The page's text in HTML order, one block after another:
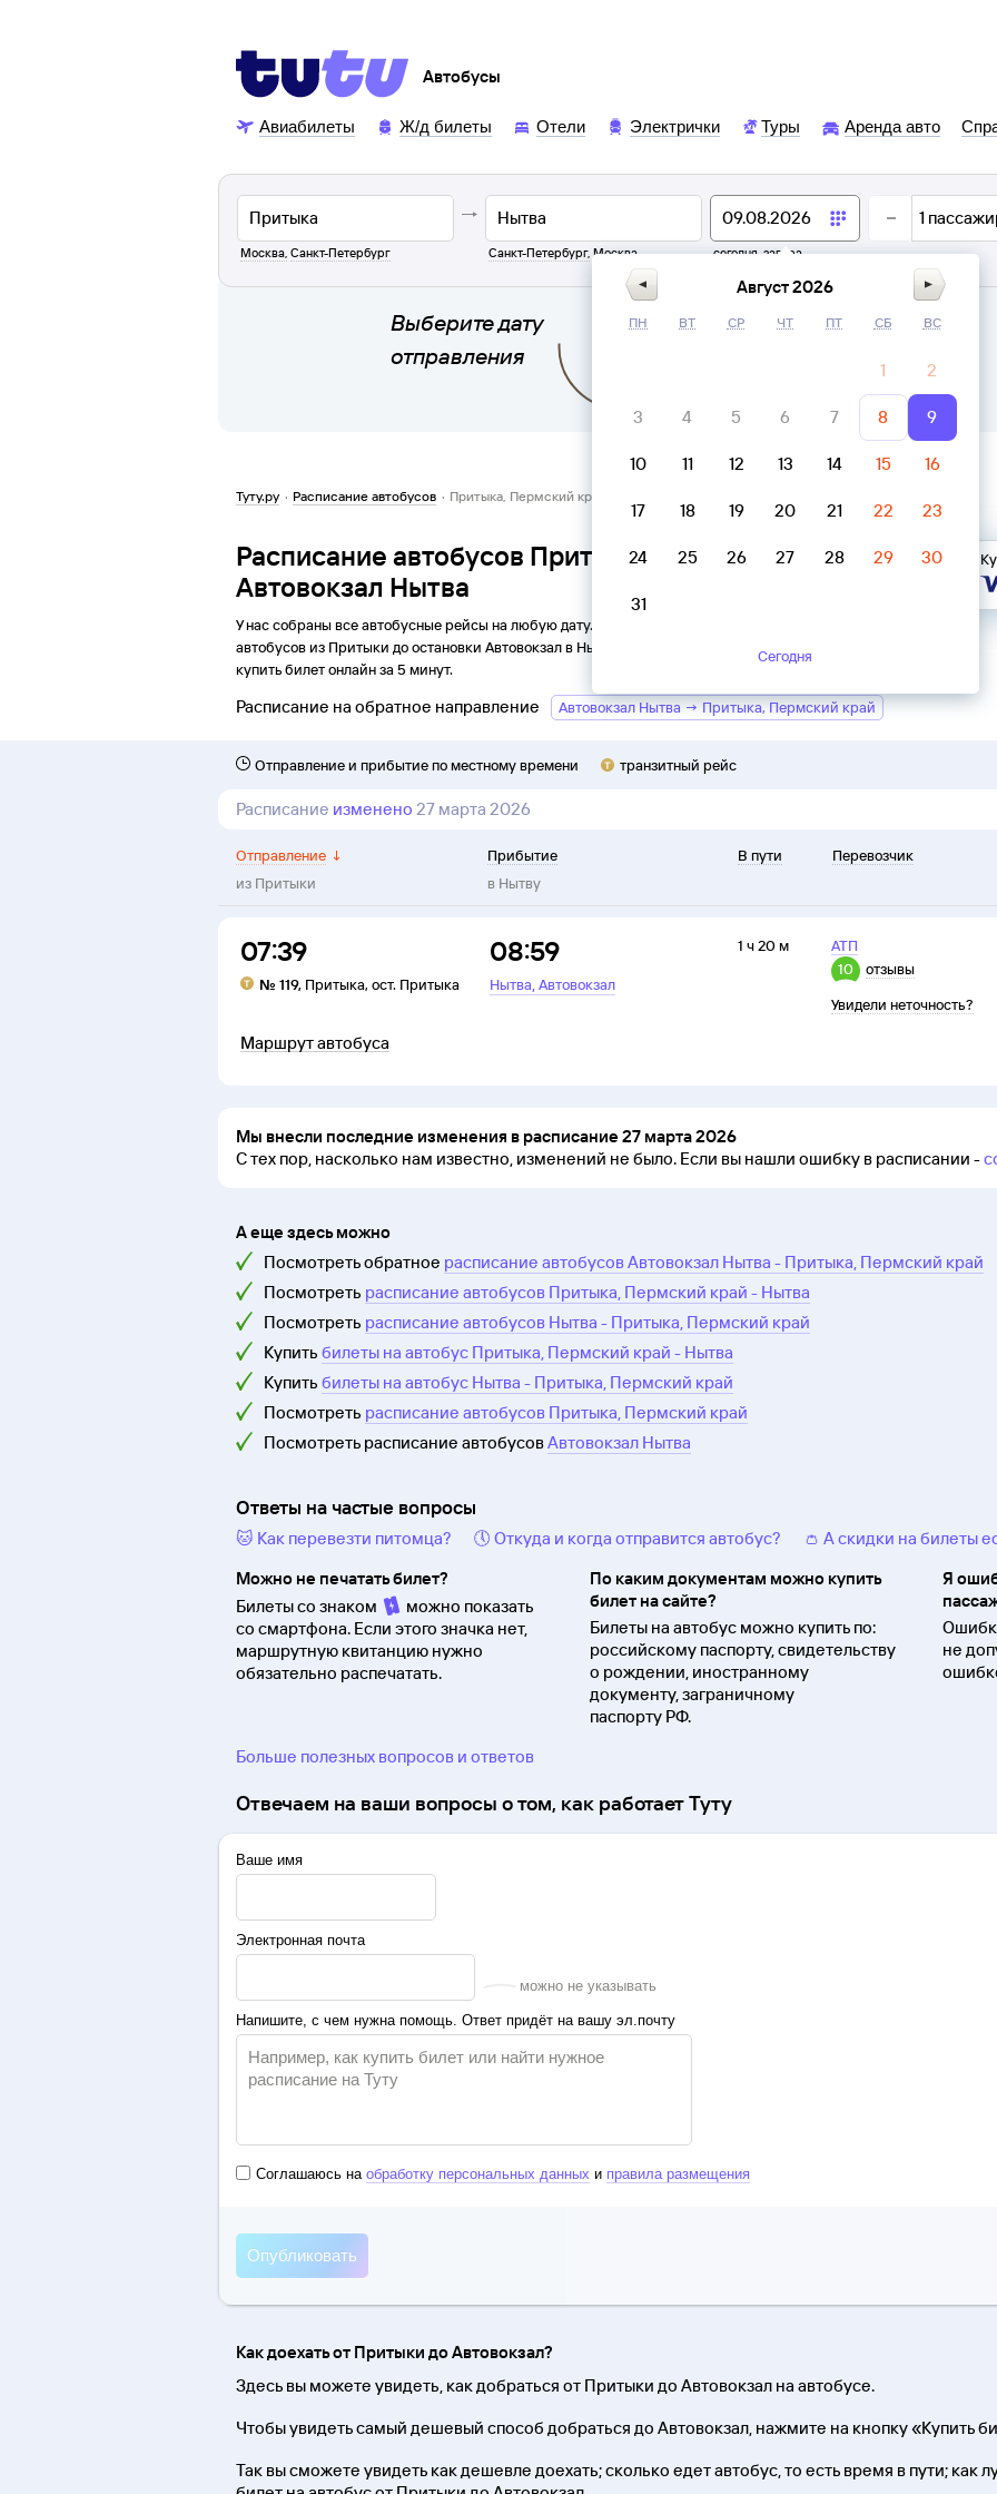
Автобусы
Авиабилеты Ж/д билеты Отели Электрички Туры Аренда авто
Москва, Санкт-Петербург Санкт-Петербург, Москва сегодня, завтра
1
Выберите дату
отправления
Туту.ру · Расписание автобусов · Притыка, Пермский край → Автовокзал Нытва
Расписание автобусов Притыка, Пермский край →
Автовокзал Нытва
У нас собраны все автобусные рейсы на любую дату. Вы можете узнать точное расписание
автобусов из Притыки доостановки Автовокзалв Нытву
купить билет онлайн за 5 минут.
Расписание на обратное направление Автовокзал Нытва → Притыка, Пермский край
Отправление и прибытие по местному времени транзитный рейс
Расписание изменено 27 марта 2026
Отправление ↓
из Притыки
Прибытие
в Нытву
В пути Перевозчик
07:39
№ 119, Притыка, ост. Притыка
08:59
Нытва,Автовокзал
1 ч 20 м
АТП
10
отзывы
Увидели неточность?
Маршрут автобуса
Мы внесли последние изменения в расписание 27 марта 2026
С тех пор, насколько нам известно, изменений не было. Если вы нашли ошибку в расписании -
А еще здесь можно
Посмотреть обратное расписание автобусов Автовокзал Нытва - Притыка, Пермский край
Посмотреть расписание автобусов Притыка, Пермский край - Нытва
Посмотреть расписание автобусов Нытва - Притыка, Пермский край
Купить билеты на автобус Притыка, Пермский край - Нытва
Купить билеты на автобус Нытва - Притыка, Пермский край
Посмотреть расписание автобусов Притыка, Пермский край
Посмотреть расписание автобусовАвтовокзал Нытва
Ответы на частые вопросы
🐱 Как перевезти питомца? 🕔 Откуда и когда отправится автобус?
👛 А скидки на билеты
Можно не печатать билет?
Билеты со знаком
можно показать
со смартфона. Если этого значка нет,
маршрутную квитанцию нужно
обязательно распечатать.
По каким документам можно купить
билет на сайте?
Билеты на автобус можно купить по:
российскому паспорту, свидетельству
о рождении, иностранному
документу, заграничному
паспорту РФ.
Я
не
Больше полезных вопросов и ответов
Отвечаем на ваши вопросы о том, как работает Туту
Ваше имя
Электронная почта
можно не указывать
Напишите, с чем нужна помощь. Ответ придёт на вашу эл.почту
Соглашаюсь на обработку персональных данных и правила размещения
Как доехать от Притыки до Автовокзал?
Здесь вы можете увидеть, как добраться от Притыки до Автовокзал на автобусе.
Чтобы увидеть самый дешевый способ добраться до Автовокзал, нажмите на кнопку «Купить
Так вы сможете увидеть как дешевле доехать; сколько едет автобус, то есть время в пути; как
Август 2026
ПН ВТ СР ЧТ ПТ СБ ВС
1 2
3 4 5 6 7 8 9
10 11 12 13 14 15 16
17 18 19 20 21 22 23
24 25 26 27 28 29 30
31
Сегодня